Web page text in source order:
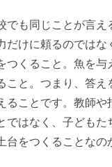
でも同じことが言え
だけに頼るのではな
つくること。魚を与
こと。つまり、答え
ることです。教師
ではなく、子どもた
台をつくることなの